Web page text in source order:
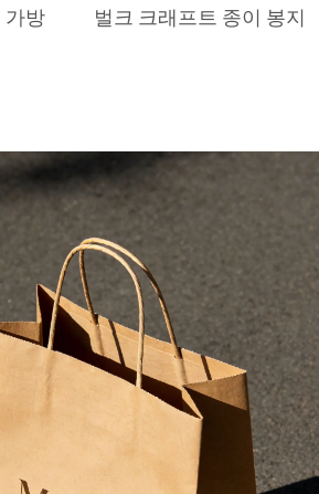
가방 벌크 크래프트 종이 봉지